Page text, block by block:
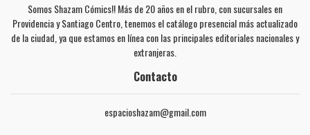
Somos Shazam Cómics!! Más de 20 años en el rubro, con sucursales en
Providencia y Santiago Centro, tenemos el catálogo presencial más actualizado
de la ciudad, ya que estamos en línea con las principales editoriales nacionales y
extranjeras.
Contacto
espacioshazam@gmail.com